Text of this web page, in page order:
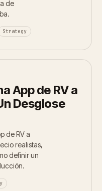
de
Strategy
App de RV a
Desglose
de RV a
realistas,
definir un